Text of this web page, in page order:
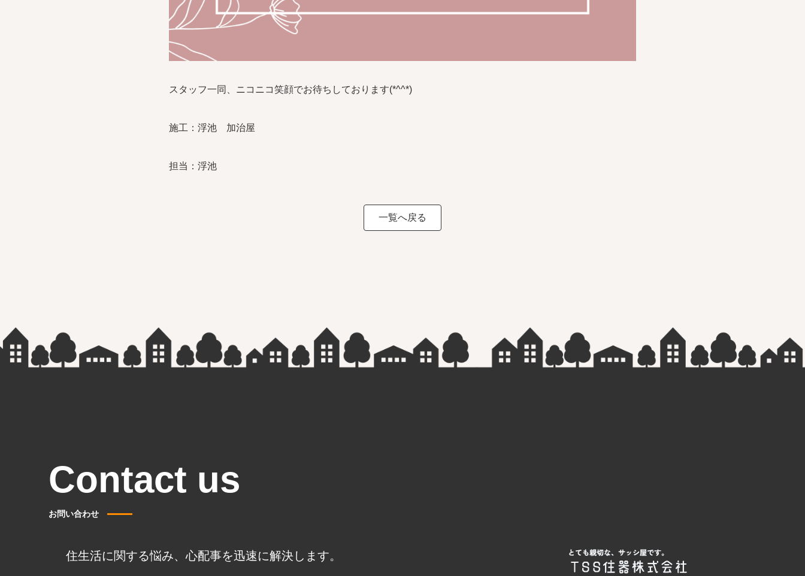
スタッフ一同、ニコニコ笑顔でお待ちしております(*^^*)
施工：浮池 加治屋
担当：浮池
一覧へ戻る
Contact us
お問い合わせ
住生活に関する悩み、心配事を迅速に解決します。